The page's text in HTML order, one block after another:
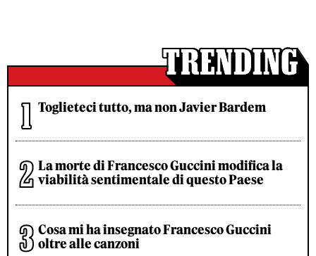
Toglieteci tutto, ma non Javier Bardem
La morte di Francesco Guccini modifica la
viabilità sentimentale di questo Paese
Cosa mi ha insegnato Francesco Guccini
oltre alle canzoni